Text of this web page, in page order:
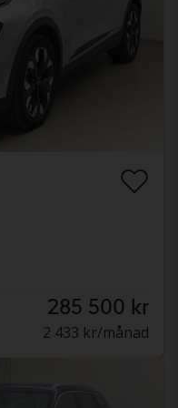
285 500 kr
2 433 kr/månad